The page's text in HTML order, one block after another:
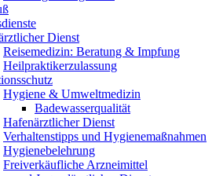
Dienst
Reisemedizin: Beratung & Impfung
Heilpraktikerzulassung
Hygiene & Umweltmedizin
Badewasserqualität
Hafenärztlicher Dienst
Verhaltenstipps und Hygienemaßnahmen
Hygienebelehrung
Freiverkäufliche Arzneimittel